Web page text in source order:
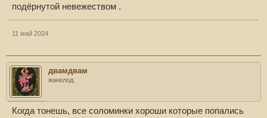
подёрнутой невежеством .
11 май 2024
двамдвам
жанклод
Когда тонешь, все соломинки хороши которые попались